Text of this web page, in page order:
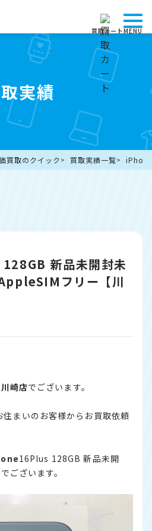
買取カートMENU
実績
買取のクイック 買取実績一覧
新品未開封未
フリー【川
崎店でございます。
まいのお客様からお買取依頼
16Plus 128GB 新品未開
ございます。